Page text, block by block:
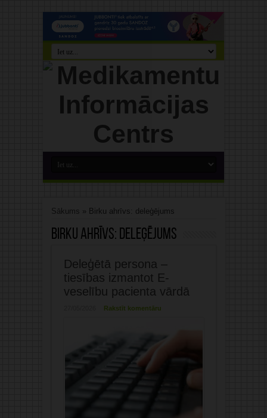
Sākums » Birku ahrīvs: deleģējums
Birku ahrīvs: deleģējums
Deleģētā persona –
tiesības izmantot E-
veselību pacienta vārdā
Rakstīt komentāru